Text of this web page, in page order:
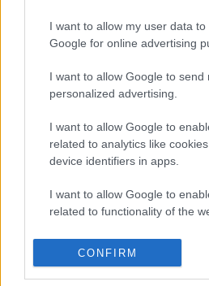
I want to allow my user data
Google for online advertising
I want to allow Google to send
personalized advertising.
I want to allow Google to
related to analytics like
device identifiers in apps.
I want to allow Google to
related to functionality of the
I want to allow Google to
CONFIRM
A vasárnapi hosszú úszás
pár napig gyengén fogom
Ehhez képest tegnap este a
Nyerj egy Garmin
2011. január 16.
Nem kell mást tenned
elhelyezel egy kommentet
A honlapotITTtalálod.
A lehetőség Jan 20-ig él! Az